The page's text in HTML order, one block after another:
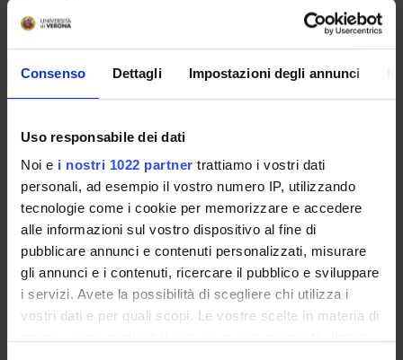
Consenso Dettagli Impostazioni degli annunci
Uso responsabile dei dati
Noi e i nostri 1022 partner trattiamo i vostri dati
personali, ad esempio il vostro numero IP, utilizzando
tecnologie come i cookie per memorizzare e accedere
alle informazioni sul vostro dispositivo al fine di
pubblicare annunci e contenuti personalizzati, misurare
gli annunci e i contenuti, ricercare il pubblico e sviluppare
i servizi. Avete la possibilità di scegliere chi utilizza i
vostri dati e per quali scopi. Le vostre scelte in materia di
Prerequisiti e nozioni di base
Conoscenza di base di bioinformatica (es. allineamento tra
sequenze) possono essere utili ma non indispensabili per
Programma
1. Introduzione ai dati di sequenziamento di nuova
generazione (NGS)
2. Assemblaggio genomico
3. Allineamento dei dati NGS su un genoma di riferimento
4. Analisi del genoma